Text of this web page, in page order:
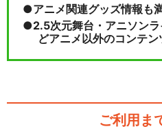
アニメ関連グッズ情報も
2.5次元舞台・アニソン
どアニメ以外のコンテ
ご利用ま